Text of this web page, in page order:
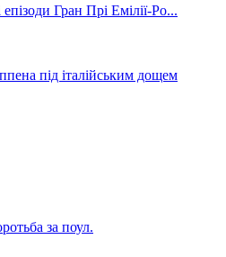
під італійським дощем